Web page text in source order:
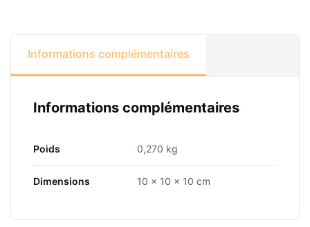
Informations complémentaires
Informations complémentaires
Poids 0,270 kg
Dimensions 10 × 10 × 10 cm